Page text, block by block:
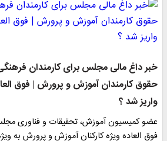
خبر داغ مالی مجلس برای کارمندان
واریز شد ؟
عضو کمیسیون آموزش، تحقیقات و فناوری مجلس
فوق العاده ویژه کارکنان آموزش و پرورش به